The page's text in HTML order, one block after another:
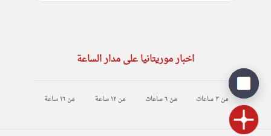
اخبار موريتانيا على مدار الساعة
من ٣ ساعات من ٦ ساعات من ١٢ ساعة من ١٦ ساعة